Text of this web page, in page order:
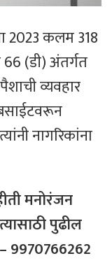
2023 कलम 318
(डी) अंतर्गत
व्यवहार
नागरिकांना
मनोरंजन
पुढील
9970766262